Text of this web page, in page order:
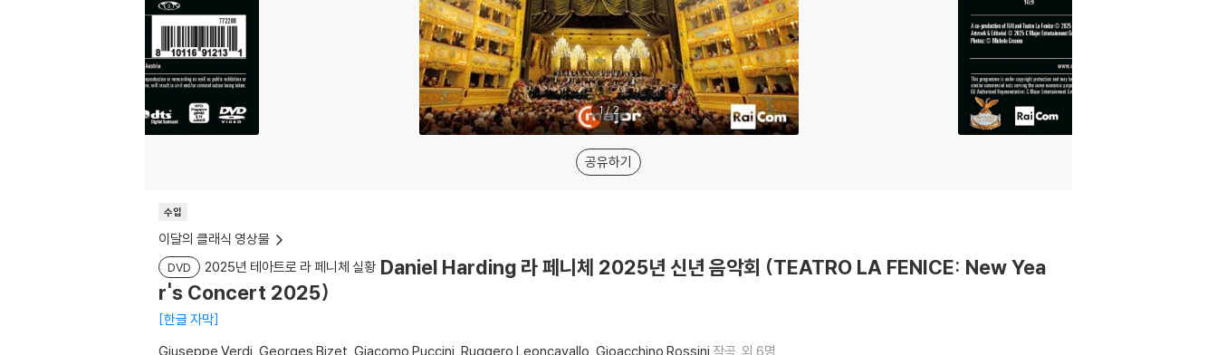
1/2
공유하기
수입
이달의 클래식 영상물
DVD 2025년 테아트로 라 페니체 실황 Daniel Harding 라 페니체 2025년 신년 음악회 (TEATRO LA FENICE: New Yea
r's Concert 2025)
한글 자막
Giuseppe Verdi Georges Bizet Giacomo Puccini Ruggero Leoncavallo Gioacchino Rossini 작곡 외 6명